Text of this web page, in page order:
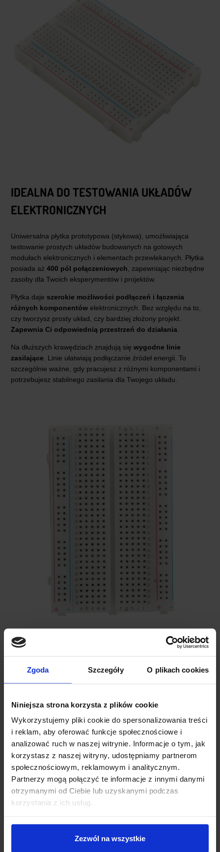
Zgoda Szczegóły O plikach cookies
Niniejsza strona korzysta z plików cookie
Wykorzystujemy pliki cookie do spersonalizowania treści
i reklam, aby oferować funkcje społecznościowe i
analizować ruch w naszej witrynie. Informacje o tym, jak
korzystasz z naszej witryny, udostępniamy partnerom
społecznościowym, reklamowym i analitycznym.
Partnerzy mogą połączyć te informacje z innymi danymi
otrzymanymi od Ciebie lub uzyskanymi podczas
korzystania z ich usług.
Zezwól na wszystkie
IDEALNA DO TESTOWANIA UKŁADÓW
ELEKTRONICZNYCH
Uniwersalna płytka prototypowa (stykowa), umożliwiająca
testowanie prostych układów budowanych na gotowych
modułach elektronicznych i elementach przewlekanych. Płytka
posiada aż 400 pól połączeniowych , zapewniając niezbędne
zasoby dla Twoich eksperymentów i projektów.
Płytka daje szerokie możliwości podłączeń i łączenia
różnych komponentów elektronicznych. Bez względu na to,
czy tworzysz prosty układ, czy bardziej złożony projekt.
Zapewnia Ci odpowiednią przestrzeń do działania
Na dłuższych krawędziach znajdują się wygodne linie
zasilające . Linie ułatwiają podłączanie źródeł energii. To
szczególnie ważne, gdy pracujesz z różnymi komponentami i
potrzebujesz stabilnego zasilania dla Twojego układu.
PARAMETRY PŁYTKI STYKOWEJ
Ilość pól:
Kolor: biały
Waga: 37 g